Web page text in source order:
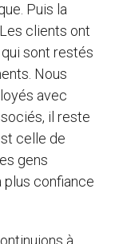
Puis la
clients ont
sont restés
Nous
avec
il reste
celle de
gens
plus confiance
à